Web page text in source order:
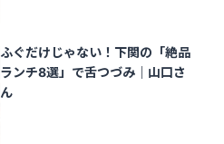
ふぐだけじゃない！下関の「絶品
ランチ8選」で舌つづみ｜山口さ
ん